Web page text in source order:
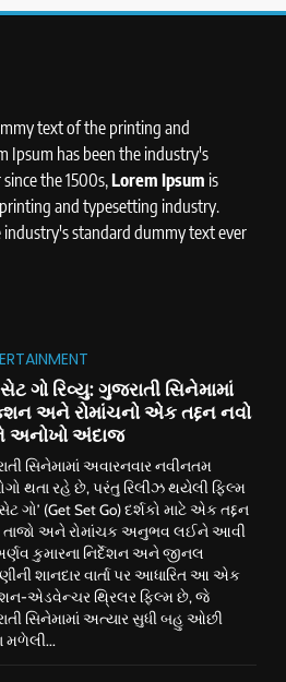
text of the printing and
Ipsum has been the industry's
the 1500s,Lorem Ipsum is
and typesetting industry.
industry's standard dummy text ever
ગો રિવ્યુ: ગુજરાતી સિનેમામાં
અને રોમાંચનો એક તદ્દન નવો
અંદાજ
સિનેમામાં અવારનવાર નવીનતમ
થતા રહે છે, પરંતુ રિલીઝ થયેલી ફિલ્મ
ગો’ (Get Set Go) દર્શકો માટે એક તદ્દન
તાજો અને રોમાંચક અનુભવ લઈને આવી
કુમારના નિર્દેશન અને જીનલ
શાનદાર વાર્તા પર આધારિત આ એક
એડવેન્ચર થ્રિલર ફિલ્મ છે, જે
સિનેમામાં અત્યાર સુધી બહુ ઓછી
મળેલી...